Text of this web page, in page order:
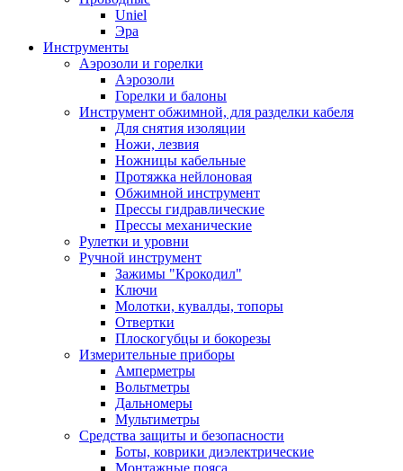
Uniel
Эра
Инструменты
Аэрозоли и горелки
Аэрозоли
Горелки и балоны
Инструмент обжимной, для разделки кабеля
Для снятия изоляции
Ножи, лезвия
Ножницы кабельные
Протяжка нейлоновая
Обжимной инструмент
Прессы гидравлические
Прессы механические
Рулетки и уровни
Ручной инструмент
Зажимы "Крокодил"
Ключи
Молотки, кувалды, топоры
Отвертки
Плоскогубцы и бокорезы
Измерительные приборы
Амперметры
Вольтметры
Дальномеры
Мультиметры
Средства защиты и безопасности
Боты, коврики диэлектрические
Монтажные пояса